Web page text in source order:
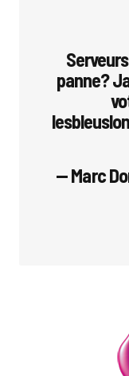
panne?
— Marc